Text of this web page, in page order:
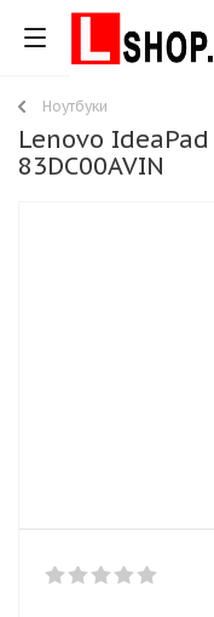
Ноутбуки
Lenovo
83DC00AVIN